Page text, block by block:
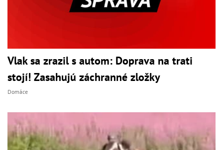
Vlak sa zrazil s autom: Doprava na trati
stojí! Zasahujú záchranné zložky
Domáce